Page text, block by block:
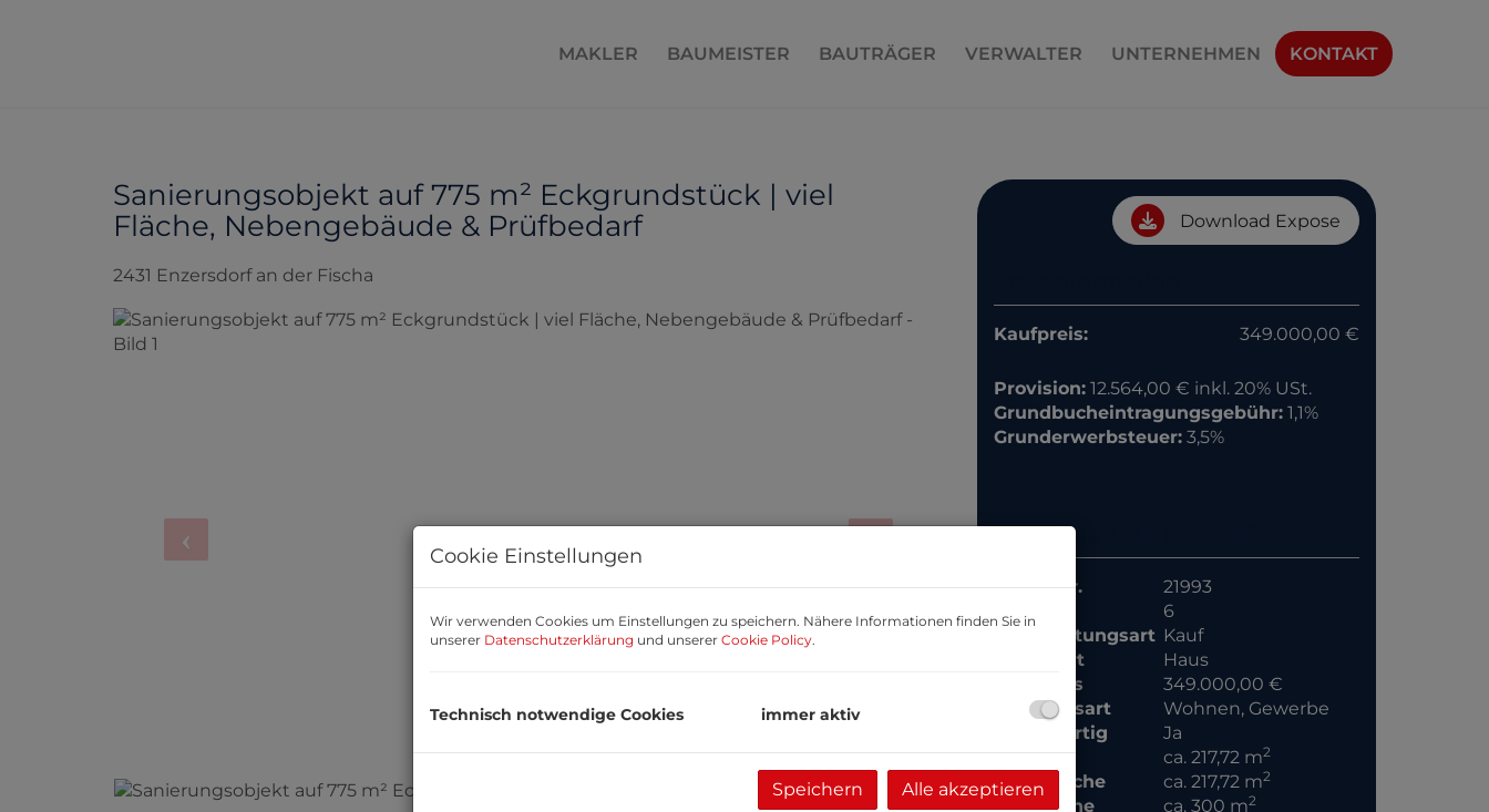
MAKLER BAUMEISTER BAUTRÄGER VERWALTER UNTERNEHMEN KONTAKT
Sanierungsobjekt auf 775 m² Eckgrundstück | viel
Fläche, Nebengebäude & Prüfbedarf
2431 Enzersdorf an der Fischa
Download Expose
Kaufpreis: 349.000,00 €
Provision: 12.564,00 € inkl. 20% USt.
Grundbucheintragungsgebühr: 1,1%
Grunderwerbsteuer: 3,5%
Basisdaten zur Immobilie
Objektnr.
21993
Zimmer
6
Vermarktungsart Kauf
Objektart
Haus
Kaufpreis
349.000,00 €
Nutzungsart
Wohnen Gewerbe
Belagsfertig
Ja
Fläche
ca. 217,72 m2
Wohnfläche ca. 217,72 m2
Nutzfläche ca. 300 m2
Cookie Einstellungen
Wir verwenden Cookies um Einstellungen zu speichern. Nähere Informationen finden Sie in
unserer Datenschutzerklärung und unserer Cookie Policy.
Technisch notwendige Cookies immer aktiv
Speichern Alle akzeptieren